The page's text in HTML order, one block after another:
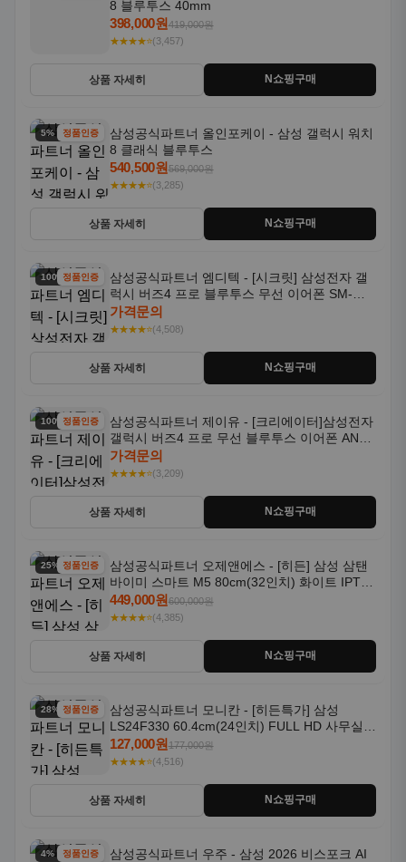
8 블루투스 40mm
398,000원419,000원
★★★★⭐(3,457)
상품 자세히 N쇼핑구매
5% 할인정품인증
삼성공식파트너 올인포케이 - 삼성 갤럭시 워치
8 클래식 블루투스
540,500원569,000원
★★★★⭐(3,285)
상품 자세히 N쇼핑구매
100% 할인
정품인증
삼성공식파트너 엠디텍 - [시크릿] 삼성전자 갤
럭시 버즈4 프로 블루투스 무선 이어폰 SM-
R640N
가격문의
★★★★⭐(4,508)
상품 자세히 N쇼핑구매
100% 할인
정품인증
삼성공식파트너 제이유 - [크리에이터]삼성전자
갤럭시 버즈4 프로 무선 블루투스 이어폰 ANC
SM-R640N
가격문의
★★★★⭐(3,209)
상품 자세히 N쇼핑구매
25% 할인정품인증
삼성공식파트너 오제앤에스 - [히든] 삼성 삼탠
바이미 스마트 M5 80cm(32인치) 화이트 IPTV
OTT 패키지
449,000원600,000원
★★★★⭐(4,385)
상품 자세히 N쇼핑구매
28% 할인정품인증
삼성공식파트너 모니칸 - [히든특가] 삼성
LS24F330 60.4cm(24인치) FULL HD 사무실/
컴퓨터 모니터
127,000원177,000원
★★★★⭐(4,516)
상품 자세히 N쇼핑구매
4% 할인정품인증
삼성공식파트너 우주 - 삼성 2026 비스포크 AI